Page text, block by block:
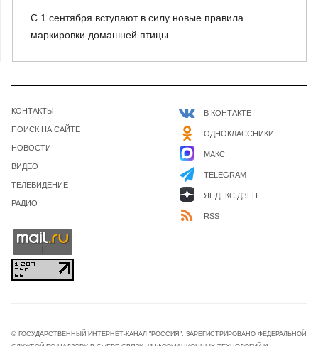
С 1 сентября вступают в силу новые правила
маркировки домашней птицы. ...
КОНТАКТЫ
ПОИСК НА САЙТЕ
НОВОСТИ
ВИДЕО
ТЕЛЕВИДЕНИЕ
РАДИО
В КОНТАКТЕ
ОДНОКЛАССНИКИ
МАКС
TELEGRAM
ЯНДЕКС ДЗЕН
RSS
© ГОСУДАРСТВЕННЫЙ ИНТЕРНЕТ-КАНАЛ "РОССИЯ". ЗАРЕГИСТРИРОВАНО ФЕДЕРАЛЬНОЙ